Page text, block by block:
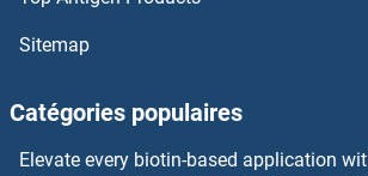
Sitemap
Catégories populaires
Elevate every biotin-based application